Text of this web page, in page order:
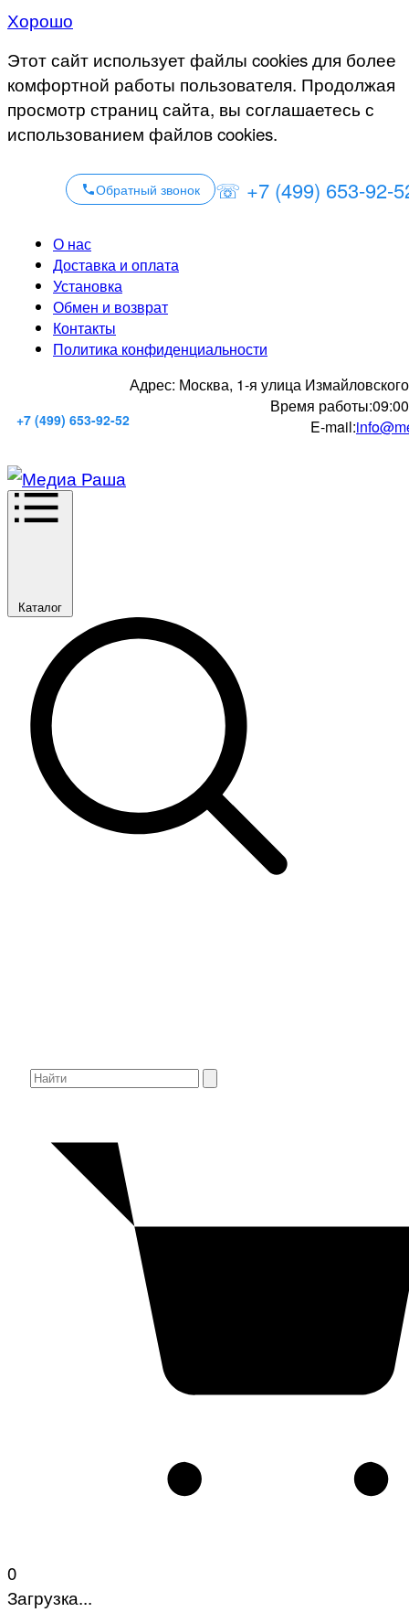
Хорошо
Этот сайт использует файлы cookies для более
комфортной работы пользователя. Продолжая
просмотр страниц сайта, вы соглашаетесь с
использованием файлов cookies.
Обратный звонок ☏ +7 (499) 653-92-
О нас
Доставка и оплата
Установка
Обмен и возврат
Контакты
Политика конфиденциальности
+7 (499) 653-92-52
Адрес: Москва, 1-я улица
Время работы:
E-mail:
Каталог
0
Загрузка...